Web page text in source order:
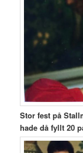
Stor fest på
hade då fyllt 20